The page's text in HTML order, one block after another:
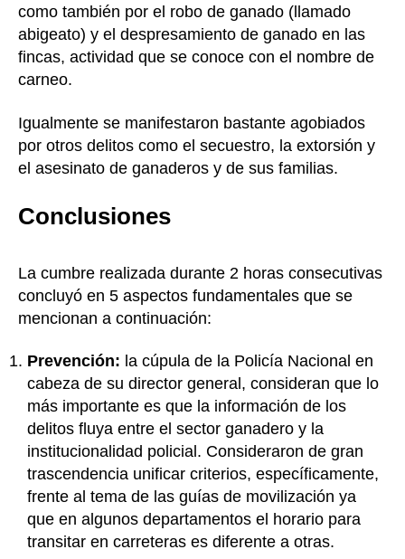
como también por el robo de ganado (llamado
abigeato) y el despresamiento de ganado en las
fincas, actividad que se conoce con el nombre de
carneo.
Igualmente se manifestaron bastante agobiados
por otros delitos como el secuestro, la extorsión y
el asesinato de ganaderos y de sus familias.
Conclusiones
La cumbre realizada durante 2 horas consecutivas
concluyó en 5 aspectos fundamentales que se
mencionan a continuación:
Prevención: la cúpula de la Policía Nacional en
cabeza de su director general, consideran que lo
más importante es que la información de los
delitos fluya entre el sector ganadero y la
institucionalidad policial. Consideraron de gran
trascendencia unificar criterios, específicamente,
frente al tema de las guías de movilización ya
que en algunos departamentos el horario para
transitar en carreteras es diferente a otras.